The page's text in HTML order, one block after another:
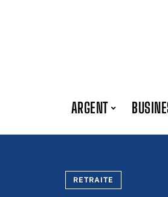
ARGENT
RETRAITE